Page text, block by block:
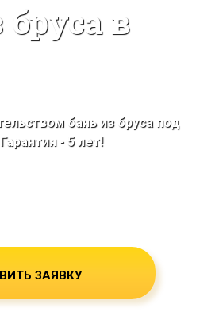
бруса в
бань из бруса под
- 5 лет!
ЗАЯВКУ